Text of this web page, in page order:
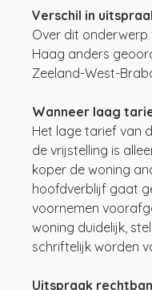
Verschil in
Over dit
Haag anders
Zeeland-West-
Wanneer laag
Het lage tarief van
de vrijstelling is
koper de woning
hoofdverblijf gaat
voornemen
woning duidelijk,
schriftelijk worden
Uitspraak